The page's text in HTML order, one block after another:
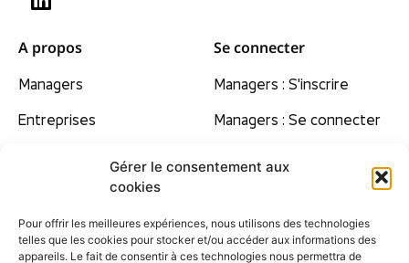
Gérer le consentement aux
cookies
Pour offrir les meilleures expériences, nous utilisons des technologies
telles que les cookies pour stocker et/ou accéder aux informations des
appareils. Le fait de consentir à ces technologies nous permettra de
A propos
Managers
Entreprises
Contact
Se connecter
Managers : S'inscrire
Managers : Se connecter